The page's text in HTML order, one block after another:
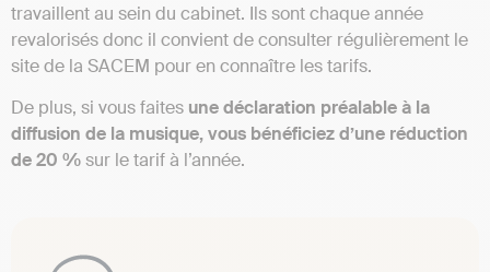
travaillent au sein du cabinet. Ils sont chaque année
revalorisés donc il convient de consulter régulièrement le
site de la SACEM pour en connaître les tarifs.
De plus, si vous faites une déclaration préalable à la
diffusion de la musique, vous bénéficiez d’une réduction
de 20 %sur le tarif à l’année.